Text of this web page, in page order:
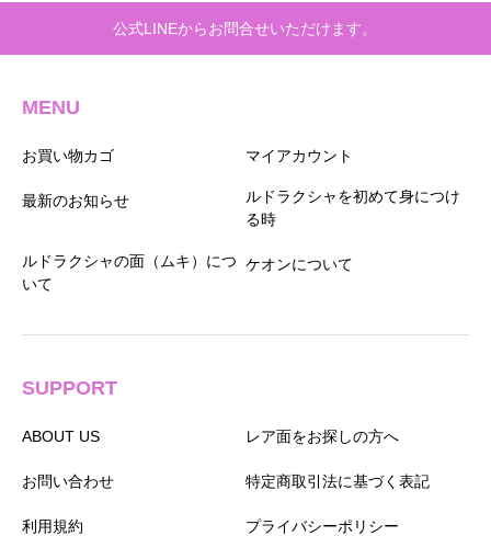
公式LINEからお問合せいただけます。
MENU
お買い物カゴ マイアカウント
最新のお知らせ
ルドラクシャを初めて身につけ
る時
ルドラクシャの面（ムキ）につ
いて
ケオンについて
SUPPORT
ABOUT US レア面をお探しの方へ
お問い合わせ 特定商取引法に基づく表記
利用規約 プライバシーポリシー